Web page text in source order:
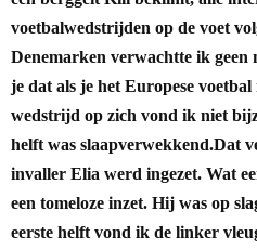
voetbalwedstrijden op de voet
Denemarken verwachtte ik geen
je dat als je het Europese
wedstrijd op zich vond ik niet
helft was slaapverwekkend.Dat
invaller Elia werd ingezet. Wat
een tomeloze inzet. Hij was op
eerste helft vond ik de linker